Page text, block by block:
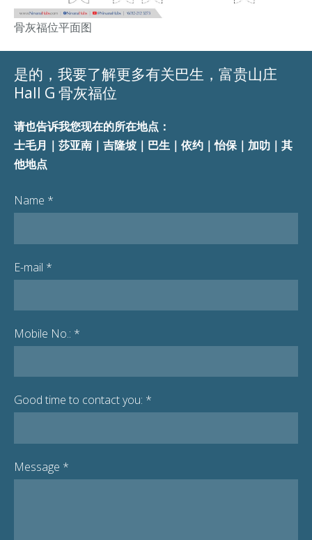
骨灰福位平面图
是的，我要了解更多有关巴生，富贵山庄
Hall G 骨灰福位
请也告诉我您现在的所在地点：
士毛月｜莎亚南｜吉隆坡｜巴生｜依约｜怡保｜加叻｜其
他地点
Name *
E-mail *
Mobile No.: *
Good time to contact you: *
Message *